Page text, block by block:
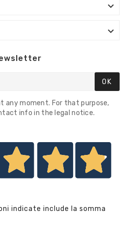


OK
any moment. For that purpose,
info in the legal notice.
indicate include la somma